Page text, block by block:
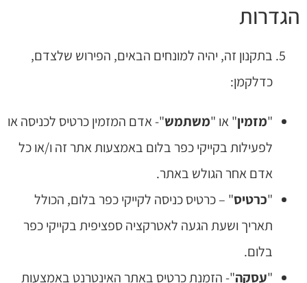
הגדרות
בתקנון זה, יהיה למונחים הבאים, הפירוש שלצדם,
כדלקמן:
"מזמין" או "משתמש"- אדם המזמין כרטיס לכניסה או
לפעילות בקייקי כפר בלום באמצעות אתר זה ו/או כל
אדם אחר הגולש באתר.
"כרטיס" – כרטיס כניסה לקייקי כפר בלום, הכולל
תאריך ושעת הגעה לאטרקציה ספציפית בקייקי כפר
בלום.
"עסקה"- הזמנת כרטיס באתר האינטרנט באמצעות